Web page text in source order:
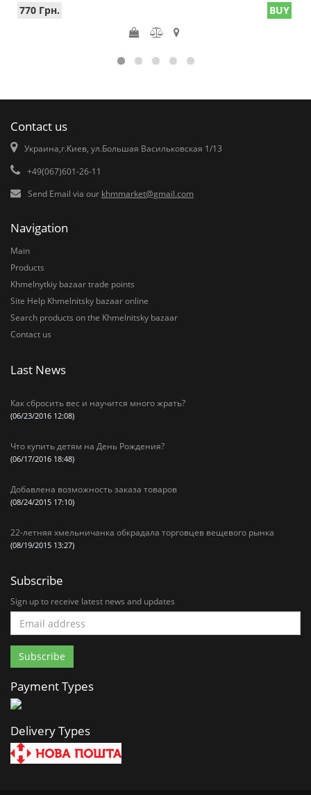
770 Грн. BUY
Contact us
Украина,г.Киев, ул.Большая Васильковская 1/13
+49(067)601-26-11
Send Email via our khmmarket@gmail.com
Navigation
Main
Products
Khmelnytkiy bazaar trade points
Site Help Khmelnitsky bazaar online
Search products on the Khmelnitsky bazaar
Contact us
Last News
Как сбросить вес и научится много жрать?
(06/23/2016 12:08)
Что купить детям на День Рождения?
(06/17/2016 18:48)
Добавлена возможность заказа товаров
(08/24/2015 17:10)
22-летняя хмельничанка обкрадала торговцев вещевого рынка
(08/19/2015 13:27)
Subscribe
Sign up to receive latest news and updates
Payment Types
Delivery Types